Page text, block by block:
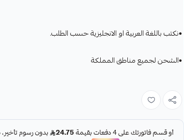
•نكتب باللغة العربية او الانجليزية حسب الطلب.
•الشحن لجميع مناطق المملكة